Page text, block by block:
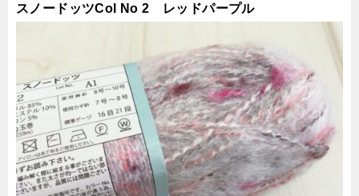
スノードッツCol No 2 レッドパープル